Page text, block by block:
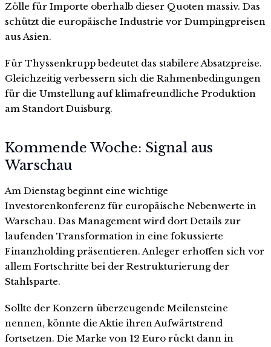
Zölle für Importe oberhalb dieser Quoten massiv. Das
schützt die europäische Industrie vor Dumpingpreisen
aus Asien.
Für Thyssenkrupp bedeutet das stabilere Absatzpreise.
Gleichzeitig verbessern sich die Rahmenbedingungen
für die Umstellung auf klimafreundliche Produktion
am Standort Duisburg.
Kommende Woche: Signal aus
Warschau
Am Dienstag beginnt eine wichtige
Investorenkonferenz für europäische Nebenwerte in
Warschau. Das Management wird dort Details zur
laufenden Transformation in eine fokussierte
Finanzholding präsentieren. Anleger erhoffen sich vor
allem Fortschritte bei der Restrukturierung der
Stahlsparte.
Sollte der Konzern überzeugende Meilensteine
nennen, könnte die Aktie ihren Aufwärtstrend
fortsetzen. Die Marke von 12 Euro rückt dann in